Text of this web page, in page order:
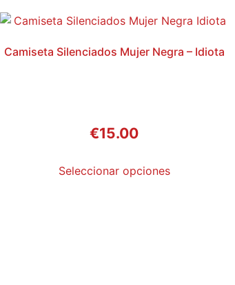
Camiseta Silenciados Mujer Negra – Idiota
€15.00
Seleccionar opciones